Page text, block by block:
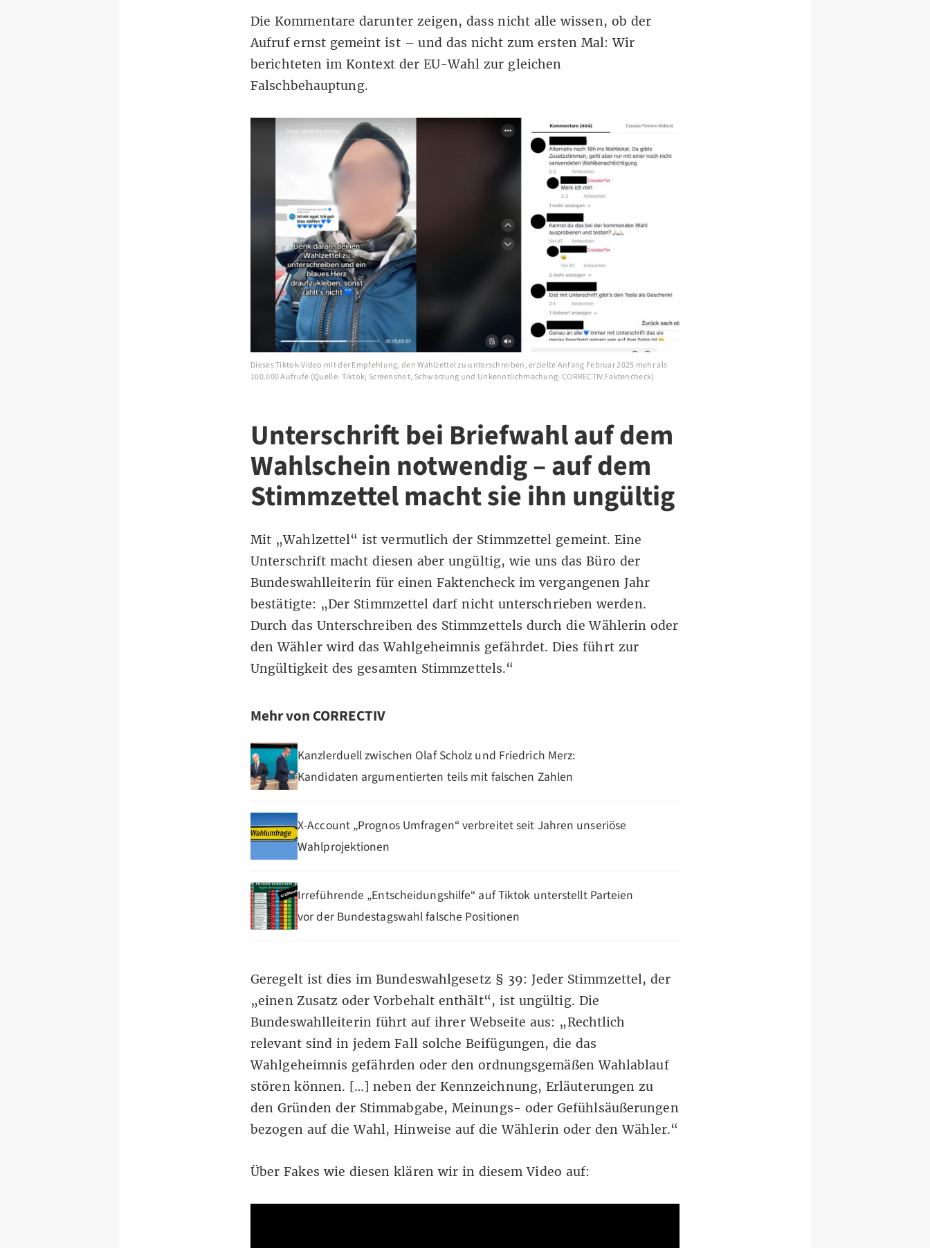
Die Kommentare darunter zeigen, dass nicht alle wissen, ob der
Aufruf ernst gemeint ist – und das nicht zum ersten Mal: Wir
berichteten im Kontext der EU-Wahl zur gleichen
Falschbehauptung.
Dieses Tiktok-Video mit der Empfehlung, den Wahlzettel zu unterschreiben, erzielte Anfang Februar 2025 mehr als
100.000 Aufrufe (Quelle: Tiktok; Screenshot, Schwärzung und Unkenntlichmachung: CORRECTIV.Faktencheck)
Unterschrift bei Briefwahl auf dem
Wahlschein notwendig – auf dem
Stimmzettel macht sie ihn ungültig
Mit „Wahlzettel“ ist vermutlich der Stimmzettel gemeint. Eine
Unterschrift macht diesen aber ungültig, wie uns das Büro der
Bundeswahlleiterin für einen Faktencheck im vergangenen Jahr
bestätigte: „Der Stimmzettel darf nicht unterschrieben werden.
Durch das Unterschreiben des Stimmzettels durch die Wählerin oder
den Wähler wird das Wahlgeheimnis gefährdet. Dies führt zur
Ungültigkeit des gesamten Stimmzettels.“
Mehr von CORRECTIV
Kanzlerduell zwischen Olaf Scholz und Friedrich Merz:
Kandidaten argumentierten teils mit falschen Zahlen
X-Account „Prognos Umfragen“ verbreitet seit Jahren unseriöse
Wahlprojektionen
Irreführende „Entscheidungshilfe“ auf Tiktok unterstellt Parteien
vor der Bundestagswahl falsche Positionen
Geregelt ist dies imBundeswahlgesetz § 39: Jeder Stimmzettel, der
„einen Zusatz oder Vorbehalt enthält“, ist ungültig. Die
Bundeswahlleiterin führt auf ihrer Webseite aus: „Rechtlich
relevant sind in jedem Fall solche Beifügungen, die das
Wahlgeheimnis gefährden oder den ordnungsgemäßen Wahlablauf
stören können. […] neben der Kennzeichnung, Erläuterungen zu
den Gründen der Stimmabgabe, Meinungs- oder Gefühlsäußerungen
bezogen auf die Wahl, Hinweise auf die Wählerin oder den Wähler.“
Über Fakes wie diesen klären wir in diesem Video auf: